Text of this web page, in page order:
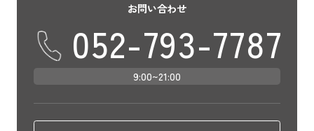
お問い合わせ
052-793-7787
9:00~21:00